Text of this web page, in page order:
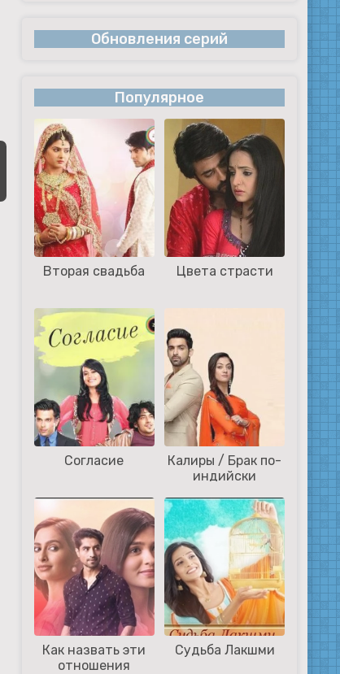
Обновления серий
Популярное
Вторая свадьба Цвета страсти
Согласие
Калиры / Брак по-
индийски
Как назвать эти
отношения
Судьба Лакшми